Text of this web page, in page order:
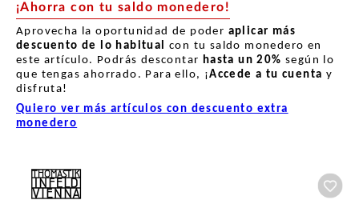
¡Ahorra con tu saldo monedero!
Aprovecha la oportunidad de poder aplicar más
descuento de lo habitual con tu saldo monedero en
este artículo. Podrás descontar hasta un 20% según lo
que tengas ahorrado. Para ello, ¡Accede a tu cuenta y
disfruta!
Quiero ver más artículos con descuento extra
monedero